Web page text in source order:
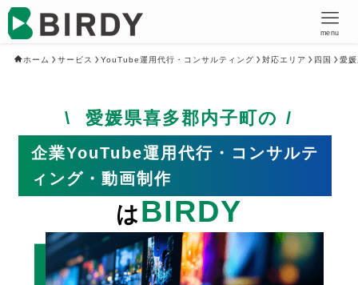
menu
ホーム サービス YouTube運用代行・コンサルティング 対応エリア 四国 愛
愛媛県喜多郡内子町の
企業YouTube運用代行・コンサルテ
ィング・動画制作
はBIRDY